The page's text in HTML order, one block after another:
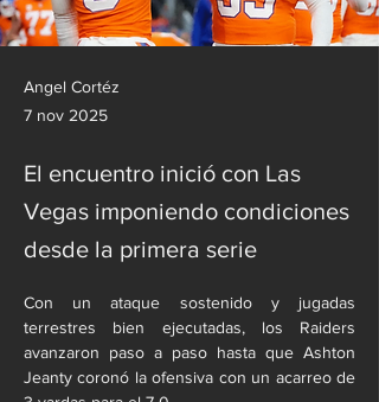
Angel Cortéz
7 nov 2025
El encuentro inició con Las
Vegas imponiendo condiciones
desde la primera serie
Con un ataque sostenido y jugadas
terrestres bien ejecutadas, los Raiders
avanzaron paso a paso hasta que Ashton
Jeanty coronó la ofensiva con un acarreo de